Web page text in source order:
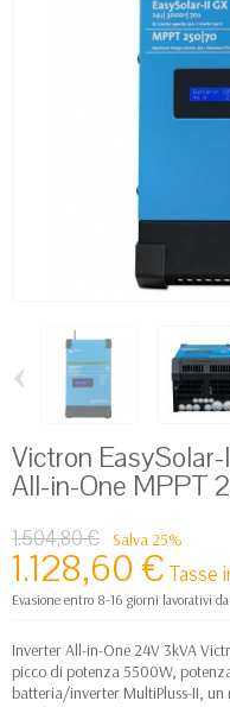
‹
Victron
All-in-One MPPT
1.504,80 € Salva 25%
1.128,60 € Tasse
Evasione entro 8-16 giorni lavorativi
Inverter All-in-One 24V 3kVA
picco di potenza 5500W,
batteria/inverter MultiPluss-II,